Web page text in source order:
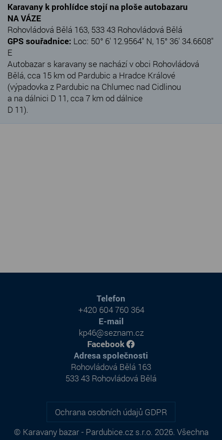
Karavany k prohlídce stojí na ploše autobazaru
NA VÁZE
Rohovládová Bělá 163, 533 43 Rohovládová Bělá
GPS souřadnice: Loc: 50° 6' 12.9564" N, 15° 36' 34.6608"
E
Autobazar s karavany se nachází v obci Rohovládová
Bělá, cca 15 km od Pardubic a Hradce Králové
(výpadovka z Pardubic na Chlumec nad Cidlinou
a na dálnici D 11, cca 7 km od dálnice
D 11).
Ochrana osobních údajů GDPR
© Karavany bazar - Pardubice.cz s.r.o. 2026. Všechna
Adresa společnosti
Rohovládová Bělá 163
533 43 Rohovládová Bělá
Telefon
+420 604 760 364
E-mail
kp46@seznam.cz
Facebook